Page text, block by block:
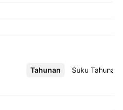
Tahunan Suku Tahunan
Lebih